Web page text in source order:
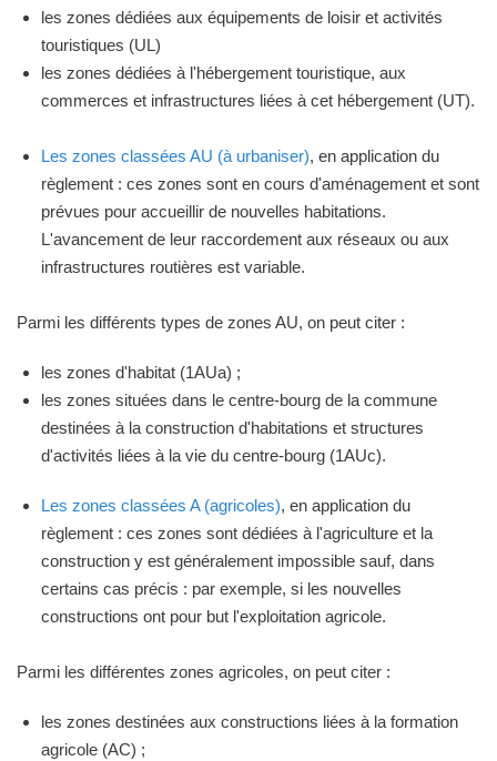
les zones dédiées aux équipements de loisir et activités
touristiques (UL)
les zones dédiées à l'hébergement touristique, aux
commerces et infrastructures liées à cet hébergement (UT).
Les zones classées AU (à urbaniser), en application du
règlement : ces zones sont en cours d'aménagement et sont
prévues pour accueillir de nouvelles habitations.
L'avancement de leur raccordement aux réseaux ou aux
infrastructures routières est variable.
Parmi les différents types de zones AU, on peut citer :
les zones d'habitat (1AUa) ;
les zones situées dans le centre-bourg de la commune
destinées à la construction d'habitations et structures
d'activités liées à la vie du centre-bourg (1AUc).
Les zones classées A (agricoles), en application du
règlement : ces zones sont dédiées à l'agriculture et la
construction y est généralement impossible sauf, dans
certains cas précis : par exemple, si les nouvelles
constructions ont pour but l'exploitation agricole.
Parmi les différentes zones agricoles, on peut citer :
les zones destinées aux constructions liées à la formation
agricole (AC) ;